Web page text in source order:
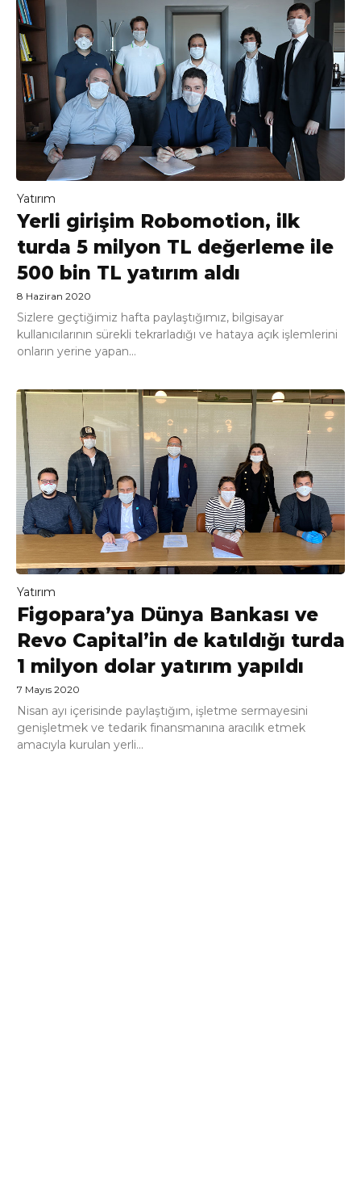
Yatırım
Yerli girişim Robomotion, ilk
turda 5 milyon TL değerleme ile
500 bin TL yatırım aldı
8 Haziran 2020
Sizlere geçtiğimiz hafta paylaştığımız, bilgisayar
kullanıcılarının sürekli tekrarladığı ve hataya açık işlemlerini
onların yerine yapan...
Yatırım
Figopara’ya Dünya Bankası ve
Revo Capital’in de katıldığı turda
1 milyon dolar yatırım yapıldı
7 Mayıs 2020
Nisan ayı içerisinde paylaştığım, işletme sermayesini
genişletmek ve tedarik finansmanına aracılık etmek
amacıyla kurulan yerli...